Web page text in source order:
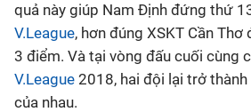
VIDEO
Bên lề
quả này giúp Nam Định đứng thứ
V.League, hơn đúng XSKT Cần
3 điểm. Và tại vòng đấu cuối cùng
V.League 2018, hai đội lại trở
của nhau.